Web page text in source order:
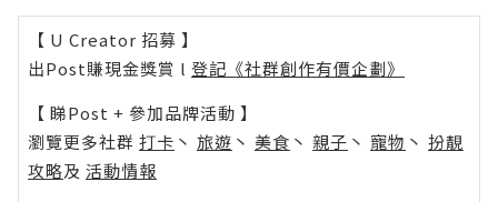
【 U Creator 招募 】
出Post賺現金獎賞 l 登記《社群創作有價企劃》
【 睇Post + 參加品牌活動 】
瀏覽更多社群 打卡 丶 旅遊 丶 美食 丶 親子 丶 寵物 丶 扮靚
攻略及 活動情報